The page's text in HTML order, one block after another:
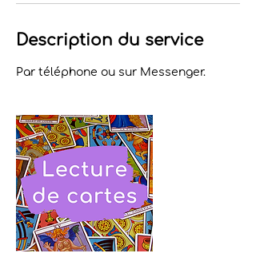
Description du service
Par téléphone ou sur Messenger.